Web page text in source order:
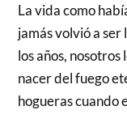
La vida como
jamás volvió a ser
los años, nosotros
nacer del fuego
hogueras cuando